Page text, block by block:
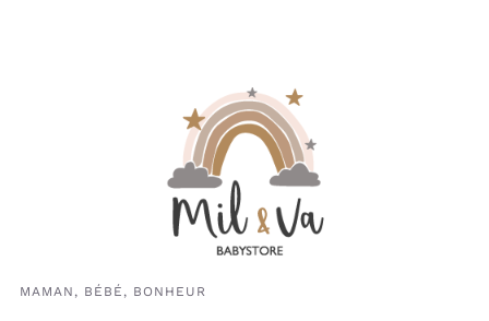
MAMAN, BÉBÉ, BONHEUR